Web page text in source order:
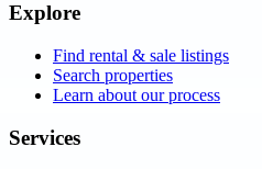
Explore
Find rental & sale listings
Search properties
Learn about our process
Services